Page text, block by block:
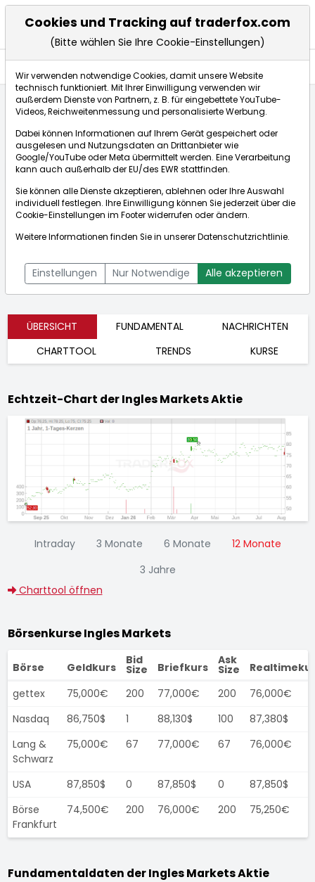
Börse:
US4570301048]
Aktienkurse
Bid:74,500€Ask:76,000€
ÜBERSICHT FUNDAMENTAL
NACHRICHTEN
CHARTTOOL
TRENDS KURSE
Echtzeit-Chart der Ingles Markets Aktie
Intraday 3 Monate 6 Monate
12 Monate
3 Jahre
Charttool öffnen
Börsenkurse Ingles Markets
Börse Geldkurs
Bid
Size Briefkurs
Ask
Size
gettex
75,000€ 200 77,000€ 200
76,000€
Nasdaq
86,750$ 1 88,130$ 100
87,380$
Lang &
Schwarz
75,000€ 67 77,000€ 67 76,000€
USA 87,850$ 0 87,850$ 0
87,850$
Börse
Frankfurt
74,500€ 200 76,000€ 200 75,250€
Fundamentaldaten der Ingles Markets Aktie
Cookies und Tracking auf traderfox.com
(Bitte wählen Sie Ihre Cookie-Einstellungen)
Wir verwenden notwendige Cookies, damit unsere Website
technisch funktioniert. Mit Ihrer Einwilligung verwenden wir
außerdem Dienste von Partnern, z. B. für eingebettete YouTube-
Videos, Reichweitenmessung und personalisierte Werbung.
Dabei können Informationen auf Ihrem Gerät gespeichert oder
ausgelesen und Nutzungsdaten an Drittanbieter wie
Google/YouTube oder Meta übermittelt werden. Eine Verarbeitung
kann auch außerhalb der EU/des EWR stattfinden.
Sie können alle Dienste akzeptieren, ablehnen oder Ihre Auswahl
individuell festlegen. Ihre Einwilligung können Sie jederzeit über die
Cookie-Einstellungen im Footer widerrufen oder ändern.
Weitere Informationen finden Sie in unsererDatenschutzrichtlinie.
Einstellungen Nur Notwendige Alle akzeptieren